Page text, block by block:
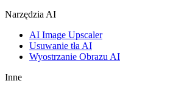
Narzędzia AI
AI Image Upscaler
Usuwanie tła AI
Wyostrzanie Obrazu AI
Inne